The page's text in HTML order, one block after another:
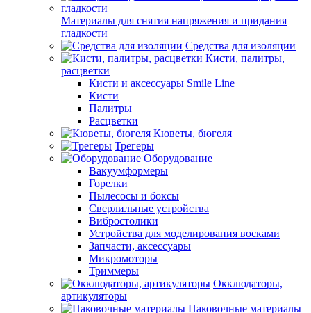
Материалы для снятия напряжения и придания
гладкости
Средства для изоляции
Кисти, палитры,
расцветки
Кисти и аксессуары Smile Line
Кисти
Палитры
Расцветки
Кюветы, бюгеля
Трегеры
Оборудование
Вакуумформеры
Горелки
Пылесосы и боксы
Сверлильные устройства
Вибростолики
Устройства для моделирования восками
Запчасти, аксессуары
Микромоторы
Триммеры
Окклюдаторы,
артикуляторы
Паковочные материалы